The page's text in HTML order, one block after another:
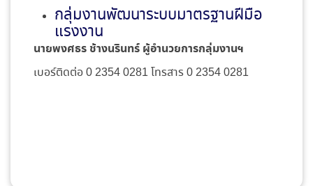
กลุ่มงานพัฒนาระบบมาตรฐานฝีมือ
แรงงาน
นายพงศธร ช้างนรินทร์ ผู้อำนวยการกลุ่มงานฯ
เบอร์ติดต่อ 0 2354 0281 โทรสาร 0 2354 0281